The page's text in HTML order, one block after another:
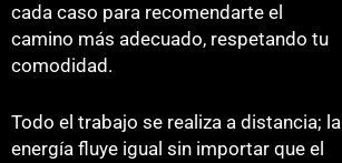
cada caso para recomendarte el
camino más adecuado, respetando tu
comodidad.
Todo el trabajo se realiza a distancia; la
energía fluye igual sin importar que el